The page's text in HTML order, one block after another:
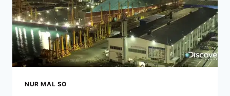
NUR MAL SO